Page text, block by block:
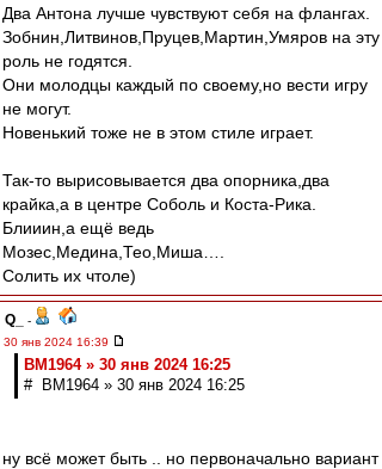
Два Антона лучше чувствуют себя на флангах.
Зобнин,Литвинов,Пруцев,Мартин,Умяров на эту
роль не годятся.
Они молодцы каждый по своему,но вести игру
не могут.
Новенький тоже не в этом стиле играет.
Так-то вырисовывается два опорника,два
крайка,а в центре Соболь и Коста-Рика.
Блииин,а ещё ведь
Мозес,Медина,Тео,Миша….
Солить их чтоле)
Q_
-
30 янв 2024 16:39
BM1964 » 30 янв 2024 16:25
# BM1964 » 30 янв 2024 16:25
ну всё может быть .. но первоначально вариант